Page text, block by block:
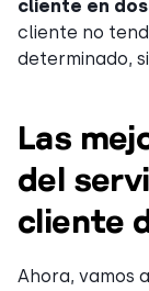
cliente en
cliente no
determinado,
Las
del
cliente
Ahora, vamos